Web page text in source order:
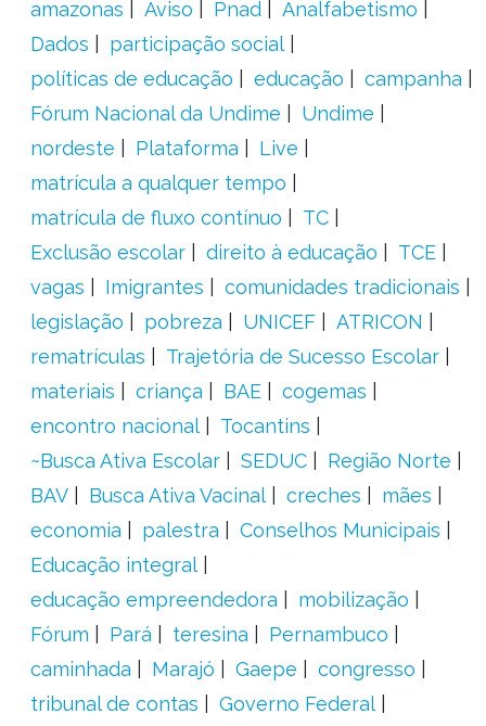
amazonas Aviso Pnad
Analfabetismo
Dados
participação social
políticas de educação
educação
campanha
Fórum Nacional da Undime
Undime
nordeste
Plataforma
Live
matrícula a qualquer tempo
matrícula de fluxo contínuo
TC
Exclusão escolar
direito à educação
TCE
vagas
Imigrantes
comunidades tradicionais
legislação
pobreza UNICEF
ATRICON
rematrículas
Trajetória de Sucesso Escolar
materiais
criança BAE
cogemas
encontro nacional
Tocantins
~Busca Ativa Escolar
SEDUC
Região Norte
BAV
Busca Ativa Vacinal creches
mães
economia
palestra
Conselhos Municipais
Educação integral
educação empreendedora
mobilização
Fórum
Pará teresina
Pernambuco
caminhada
Marajó Gaepe
congresso
tribunal de contas
Governo Federal